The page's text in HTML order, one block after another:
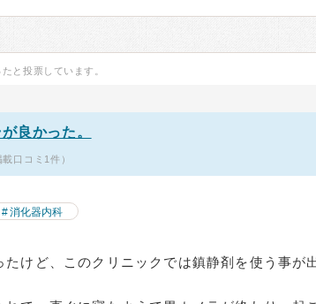
と投票しています。
良かった。
口コミ1件）
消化器内科
たけど、このクリニックでは鎮静剤を使う事が